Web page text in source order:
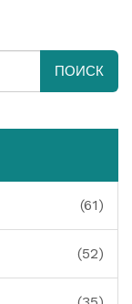
ПОИСК
(61)
(52)